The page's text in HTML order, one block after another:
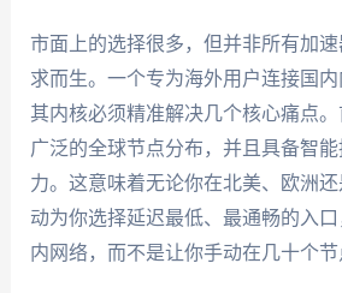
市面上的选择很多，但并非所有加
求而生。一个专为海外用户连接国内
其内核必须精准解决几个核心痛点
广泛的全球节点分布，并且具备智
力。这意味着无论你在北美、欧洲
动为你选择延迟最低、最通畅的入
内网络，而不是让你手动在几十个节